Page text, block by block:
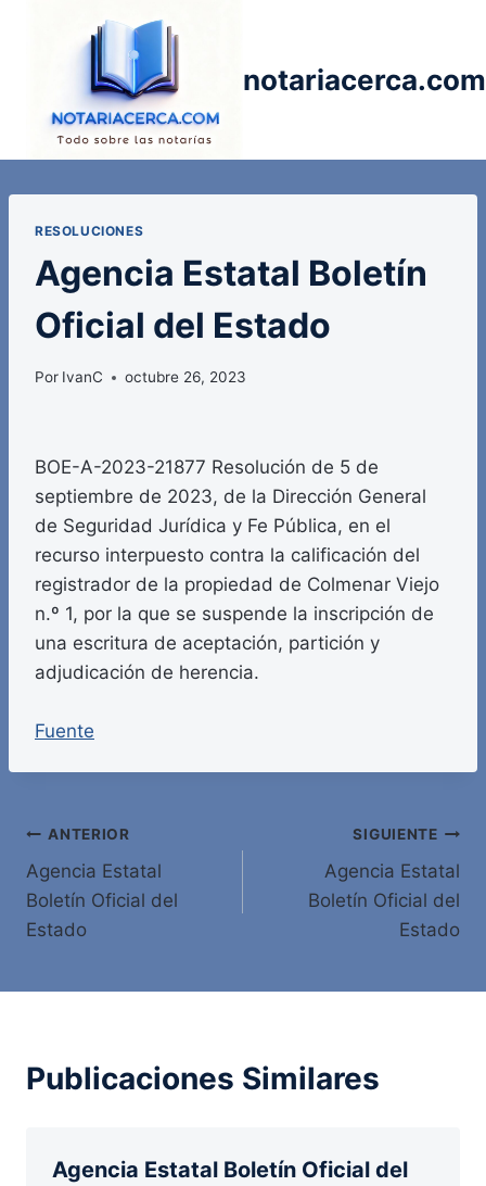
notariacerca.com
RESOLUCIONES
Agencia Estatal Boletín
Oficial del Estado
Por IvanC octubre 26, 2023
BOE-A-2023-21877 Resolución de 5 de
septiembre de 2023, de la Dirección General
de Seguridad Jurídica y Fe Pública, en el
recurso interpuesto contra la calificación del
registrador de la propiedad de Colmenar Viejo
n.º 1, por la que se suspende la inscripción de
una escritura de aceptación, partición y
adjudicación de herencia.
Fuente
Navegación
de
entradas
ANTERIOR
Agencia Estatal
Boletín Oficial del
Estado
SIGUIENTE
Agencia Estatal
Boletín Oficial del
Estado
Publicaciones Similares
Agencia Estatal Boletín Oficial del